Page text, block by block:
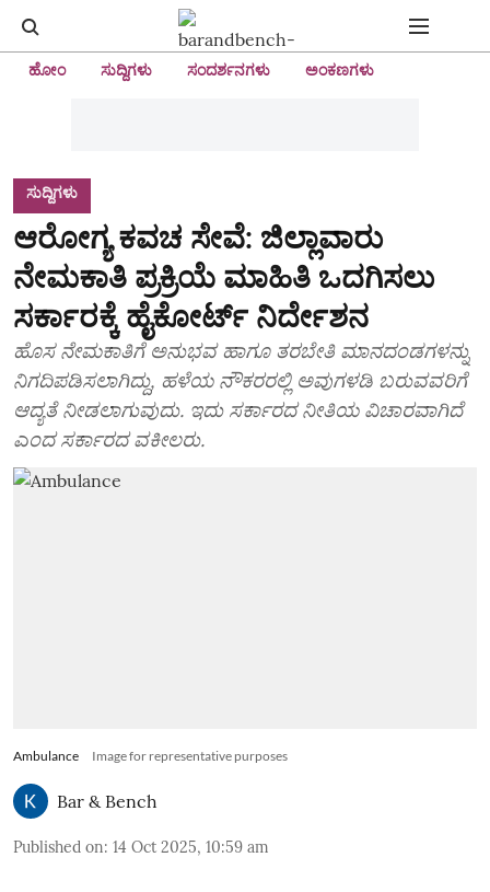
ಹೋಂ ಸುದ್ದಿಗಳು ಸಂದರ್ಶನಗಳು ಅಂಕಣಗಳು
ಸುದ್ದಿಗಳು
ಆರೋಗ್ಯ ಕವಚ ಸೇವೆ: ಜಿಲ್ಲಾವಾರು
ನೇಮಕಾತಿ ಪ್ರಕ್ರಿಯೆ ಮಾಹಿತಿ ಒದಗಿಸಲು
ಸರ್ಕಾರಕ್ಕೆ ಹೈಕೋರ್ಟ್‌ ನಿರ್ದೇಶನ
ಹೊಸ ನೇಮಕಾತಿಗೆ ಅನುಭವ ಹಾಗೂ ತರಬೇತಿ ಮಾನದಂಡಗಳನ್ನು
ನಿಗದಿಪಡಿಸಲಾಗಿದ್ದು, ಹಳೆಯ ನೌಕರರಲ್ಲಿ ಅವುಗಳಡಿ ಬರುವವರಿಗೆ
ಆದ್ಯತೆ ನೀಡಲಾಗುವುದು. ಇದು ಸರ್ಕಾರದ ನೀತಿಯ ವಿಚಾರವಾಗಿದೆ
ಎಂದ ಸರ್ಕಾರದ ವಕೀಲರು.
Ambulance Image for representative purposes
Bar & Bench
Published on: 14 Oct 2025, 10:59 am